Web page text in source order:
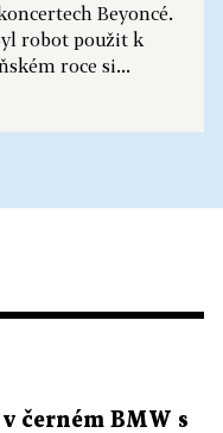
Beyoncé.
robot použit k
roce si...
černém BMW s